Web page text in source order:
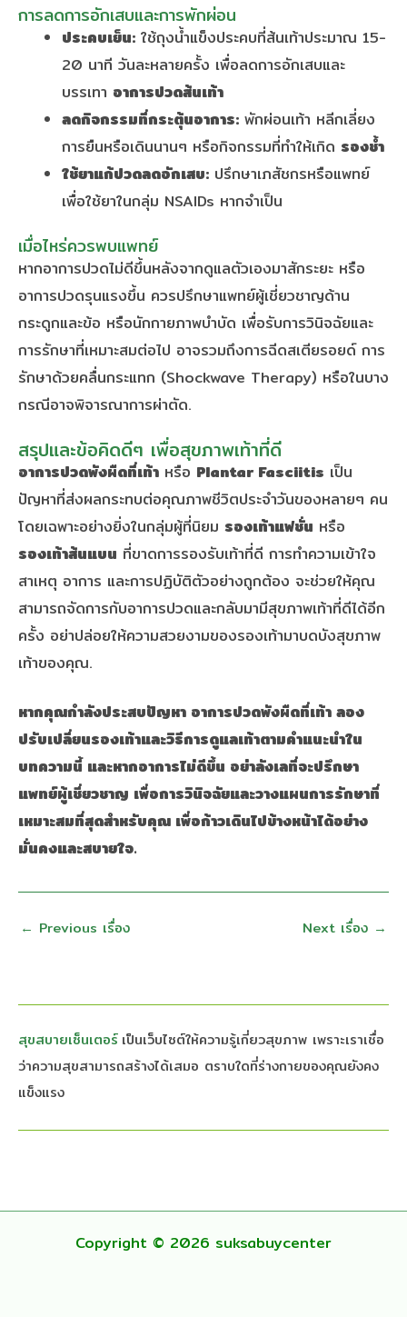
การลดการอักเสบและการพักผ่อน
ประคบเย็น: ใช้ถุงน้ำแข็งประคบที่ส้นเท้าประมาณ 15-
20 นาที วันละหลายครั้ง เพื่อลดการอักเสบและ
บรรเทา อาการปวดส้นเท้า
ลดกิจกรรมที่กระตุ้นอาการ: พักผ่อนเท้า หลีกเลี่ยง
การยืนหรือเดินนานๆ หรือกิจกรรมที่ทำให้เกิด รองช้ำ
ใช้ยาแก้ปวดลดอักเสบ: ปรึกษาเภสัชกรหรือแพทย์
เพื่อใช้ยาในกลุ่ม NSAIDs หากจำเป็น
เมื่อไหร่ควรพบแพทย์
หากอาการปวดไม่ดีขึ้นหลังจากดูแลตัวเองมาสักระยะ หรือ
อาการปวดรุนแรงขึ้น ควรปรึกษาแพทย์ผู้เชี่ยวชาญด้าน
กระดูกและข้อ หรือนักกายภาพบำบัด เพื่อรับการวินิจฉัยและ
การรักษาที่เหมาะสมต่อไป อาจรวมถึงการฉีดสเตียรอยด์ การ
รักษาด้วยคลื่นกระแทก (Shockwave Therapy) หรือในบาง
กรณีอาจพิจารณาการผ่าตัด.
สรุปและข้อคิดดีๆ เพื่อสุขภาพเท้าที่ดี
อาการปวดพังผืดที่เท้า หรือ Plantar Fasciitis เป็น
ปัญหาที่ส่งผลกระทบต่อคุณภาพชีวิตประจำวันของหลายๆ คน
โดยเฉพาะอย่างยิ่งในกลุ่มผู้ที่นิยม รองเท้าแฟชั่น หรือ
รองเท้าส้นแบน ที่ขาดการรองรับเท้าที่ดี การทำความเข้าใจ
สาเหตุ อาการ และการปฏิบัติตัวอย่างถูกต้อง จะช่วยให้คุณ
สามารถจัดการกับอาการปวดและกลับมามีสุขภาพเท้าที่ดีได้อีก
ครั้ง อย่าปล่อยให้ความสวยงามของรองเท้ามาบดบังสุขภาพ
เท้าของคุณ.
หากคุณกำลังประสบปัญหา อาการปวดพังผืดที่เท้า ลอง
ปรับเปลี่ยนรองเท้าและวิธีการดูแลเท้าตามคำแนะนำใน
บทความนี้ และหากอาการไม่ดีขึ้น อย่าลังเลที่จะปรึกษา
แพทย์ผู้เชี่ยวชาญ เพื่อการวินิจฉัยและวางแผนการรักษาที่
เหมาะสมที่สุดสำหรับคุณ เพื่อก้าวเดินไปข้างหน้าได้อย่าง
มั่นคงและสบายใจ.
← Previous เรื่อง Next เรื่อง →
สุขสบายเซ็นเตอร์ เป็นเว็บไซต์ให้ความรู้เกี่ยวสุขภาพ เพราะเราเชื่อ
ว่าความสุขสามารถสร้างได้เสมอ ตราบใดที่ร่างกายของคุณยังคง
แข็งแรง
Copyright © 2026 suksabuycenter